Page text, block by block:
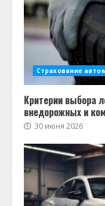
Страхование
Критерии выбора
внедорожных и
30 июня 2026